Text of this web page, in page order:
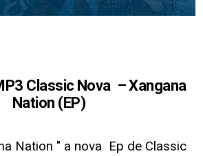
Classic Nova – Xangana
Nation (EP)
Nation " a nova Ep de Classic